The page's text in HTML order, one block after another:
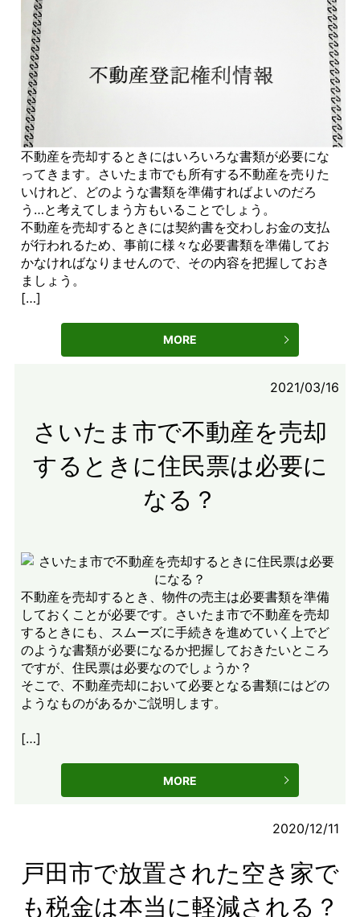
不動産を売却するときにはいろいろな書類が必要にな
ってきます。さいたま市でも所有する不動産を売りた
いけれど、どのような書類を準備すればよいのだろ
う…と考えてしまう方もいることでしょう。
不動産を売却するときには契約書を交わしお金の支払
が行われるため、事前に様々な必要書類を準備してお
かなければなりませんので、その内容を把握しておき
ましょう。
[…]
MORE
2021/03/16
さいたま市で不動産を売却
するときに住民票は必要に
なる？
不動産を売却するとき、物件の売主は必要書類を準備
しておくことが必要です。さいたま市で不動産を売却
するときにも、スムーズに手続きを進めていく上でど
のような書類が必要になるか把握しておきたいところ
ですが、住民票は必要なのでしょうか？
そこで、不動産売却において必要となる書類にはどの
ようなものがあるかご説明します。
[…]
MORE
2020/12/11
戸田市で放置された空き家で
も税金は本当に軽減される？